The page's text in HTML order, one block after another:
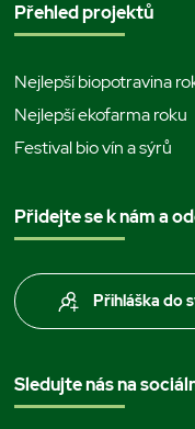
Přehled projektů
Nejlepší biopotravina
Nejlepší ekofarma roku
Festival bio vín a sýrů
Přidejte se k nám a
Přihláška do
Sledujte nás na